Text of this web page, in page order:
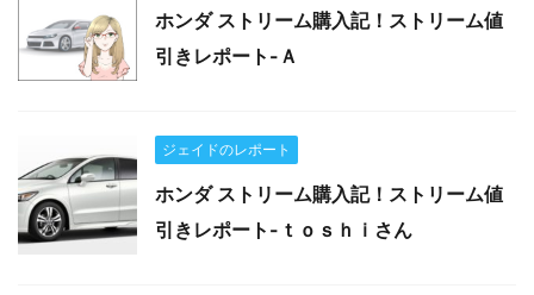
ホンダ ストリーム購入記！ストリーム値
引きレポート-Ａ
ジェイドのレポート
ホンダ ストリーム購入記！ストリーム値
引きレポート-ｔｏｓｈｉさん